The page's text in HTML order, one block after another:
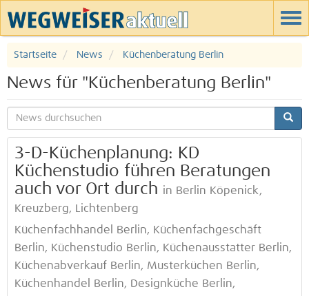
Startseite News Küchenberatung Berlin
News für "Küchenberatung Berlin"
3-D-Küchenplanung: KD
Küchenstudio führen Beratungen
auch vor Ort durch in Berlin Köpenick,
Kreuzberg, Lichtenberg
Küchenfachhandel Berlin, Küchenfachgeschäft
Berlin, Küchenstudio Berlin, Küchenausstatter Berlin,
Küchenabverkauf Berlin, Musterküchen Berlin,
Küchenhandel Berlin, Designküche Berlin,